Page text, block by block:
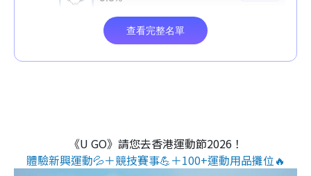
《U GO》請您去香港運動節2026！
體驗新興運動💦＋競技賽事💪＋100+運動用品攤位🔥